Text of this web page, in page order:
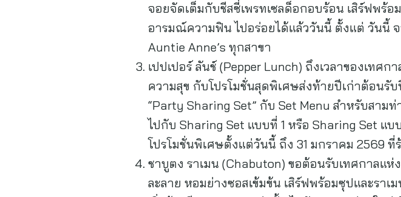
จอยจัดเต็มกับชีสซี่เพรทเซลด็อกอบร้อน เสิร์ฟพร้
อารมณ์ความฟิน ไปอร่อยได้แล้ววันนี้ ตั้งแต่ วันนี้
Auntie Anne’s ทุกสาขา
เปปเปอร์ ลันช์ (Pepper Lunch) ถึงเวลาของเท
ความสุข กับโปรโมชั่นสุดพิเศษส่งท้ายปีเก่าต้อนรั
“Party Sharing Set” กับ Set Menu สำหรับสาม
ไปกับ Sharing Set แบบที่ 1 หรือ Sharing Set แ
โปรโมชั่นพิเศษตั้งแต่วันนี้ ถึง 31 มกราคม 2569 ที่
ชาบูตง ราเมน (Chabuton) ขอต้อนรับเทศกาลแ
ละลาย หอมย่างซอสเข้มข้น เสิร์ฟพร้อมซุปและรา